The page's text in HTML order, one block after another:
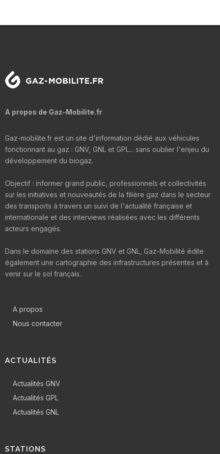
A propos de Gaz-Mobilite.fr
Gaz-mobilite.fr est un site d'information dédié aux véhicules
fonctionnant au gaz : GNV, GNL et GPL... sans oublier l'enjeu du
développement du biogaz.
Objectif : informer grand public, professionnels et collectivités
sur les initiatives et nouveautés de la filière gaz dans le secteur
des transports à travers un suivi de l'actualité française et
internationale et des interviews réalisées avec les différents
acteurs engagés.
Dans le domaine des stations GNV et GNL, Gaz-Mobilité édite
également une cartographie des infrastructures présentes et à
venir sur le sol français.
A propos
Nous contacter
ACTUALITÉS
Actualités GNV
Actualités GPL
Actualités GNL
STATIONS